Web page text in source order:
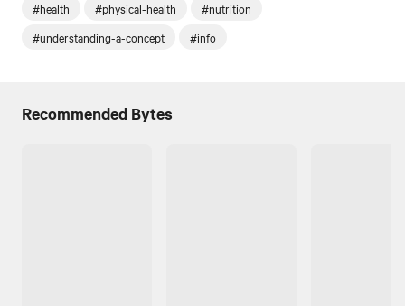
#health #physical-health
#nutrition
#understanding-a-concept
#info
Recommended Bytes